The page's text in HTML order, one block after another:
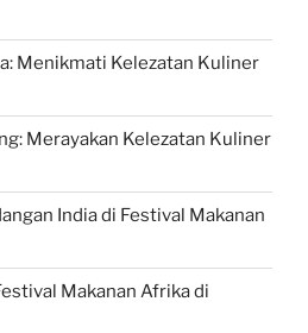
Menikmati Kelezatan Kuliner
Merayakan Kelezatan Kuliner
India di Festival Makanan
Makanan Afrika di